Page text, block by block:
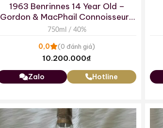
1963 Benrinnes 14 Year Old –
Gordon & MacPhail Connoisseurs
Choice
750ml / 40%
0,0 (0 đánh giá)
10.200.000₫
Zalo Hotline